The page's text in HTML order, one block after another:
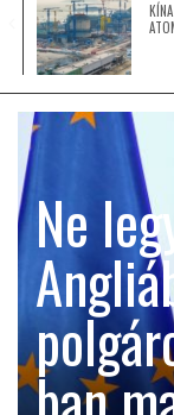
GLOBOTV BP
HÍR3D
GLOBOTV
AFRIKA
Ne